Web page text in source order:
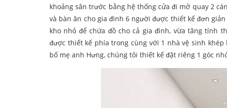
khoảng sân trước bằng hệ thống cửa đi mở quay 2
và bàn ăn cho gia đình 6 người được thiết kế đơn
kho nhỏ để chứa đồ cho cả gia đình, vừa tăng tính
được thiết kế phía trong cùng với 1 nhà vệ sinh
bố mẹ anh Hưng, chúng tôi thiết kế đặt riêng 1 góc